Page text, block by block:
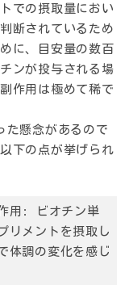
での摂取量におい
断されているため
に、目安量の数百
ンが投与される場
作用は極めて稀で
た懸念があるので
下の点が挙げられ
用:
ビオチン単
リメントを摂取し
体調の変化を感じ